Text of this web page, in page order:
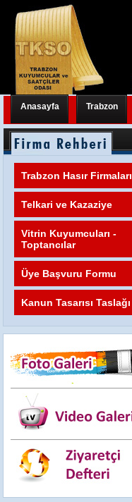
Anasayfa Trabzon
Trabzon Hasır Firmaları
Telkari ve Kazaziye
Vitrin Kuyumcuları -
Toptancılar
Üye Başvuru Formu
Kanun Tasarısı Taslağı